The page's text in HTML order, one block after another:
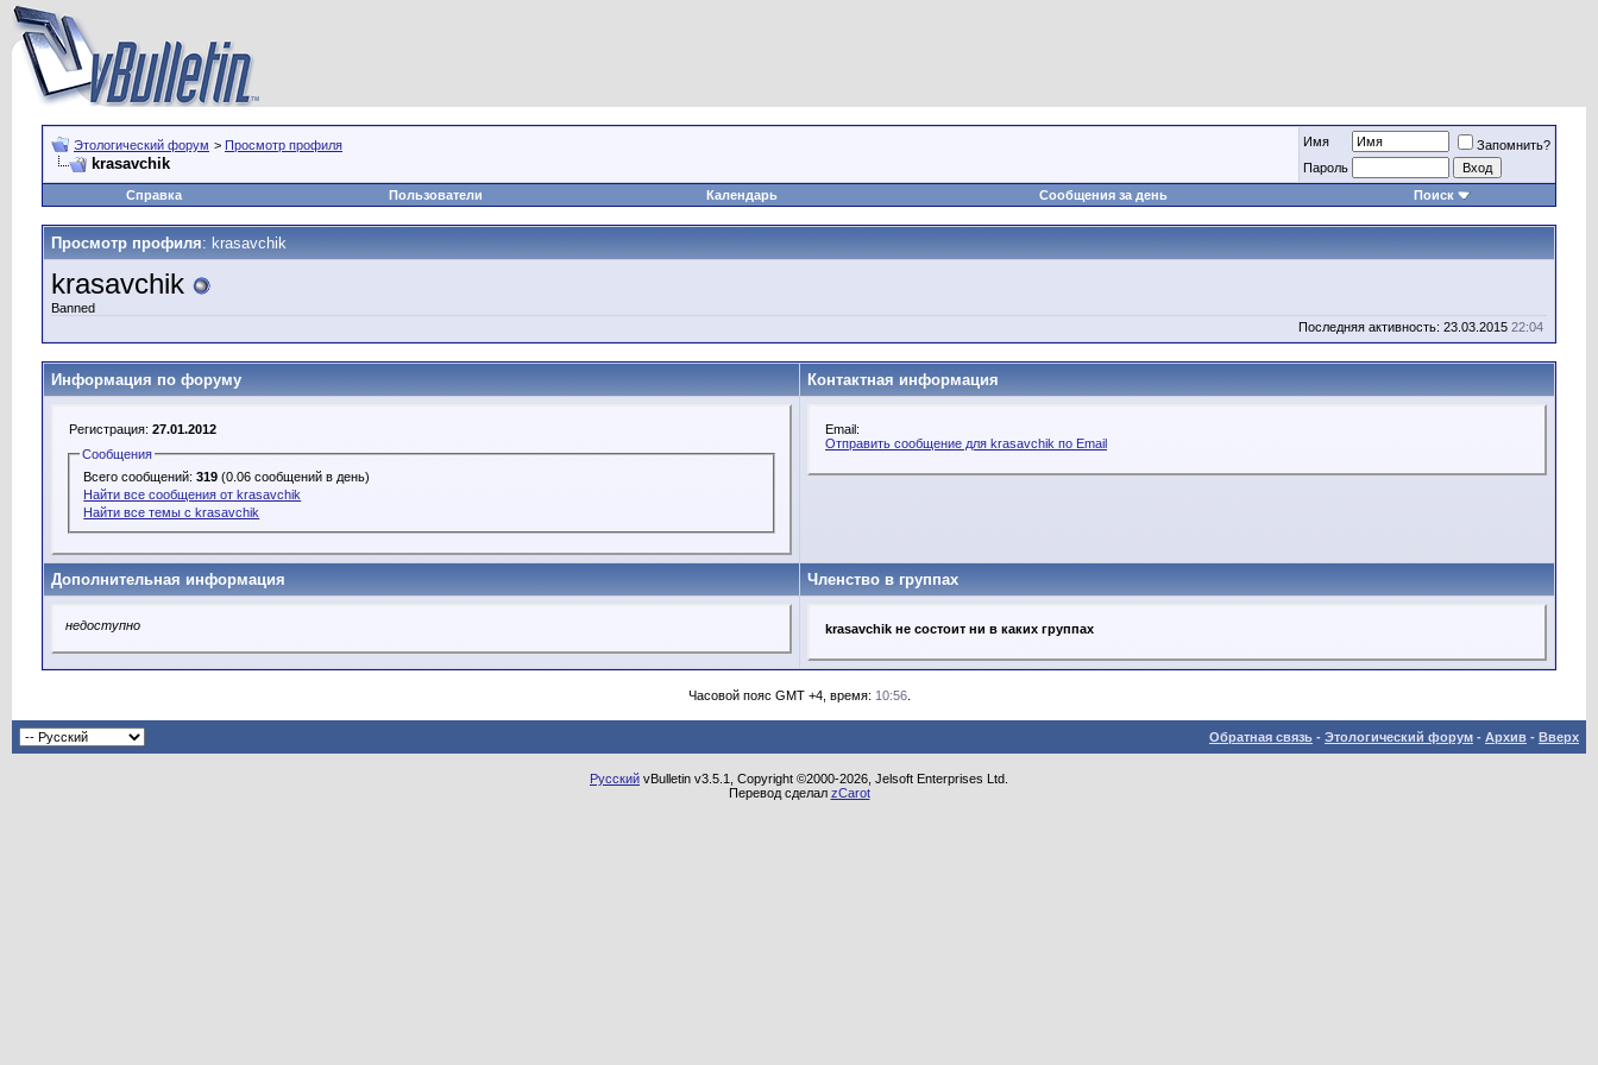
Этологический форум > Просмотр профиля
krasavchik
Имя
Запомнить?
Пароль
Справка
Пользователи Календарь Сообщения за день Поиск
Просмотр профиля: krasavchik
krasavchik
Banned
Последняя активность: 23.03.2015 22:04
Информация по форуму Контактная информация
Регистрация: 27.01.2012
Сообщения
Всего сообщений:319 (0.06 сообщений в день)
Найти все сообщения от krasavchik
Найти все темы с krasavchik
Email:
Отправить сообщение для krasavchik по Email
Дополнительная информация Членство в группах
недоступно krasavchik не состоит ни в каких группах
Часовой пояс GMT +4, время: 10:56.
Обратная связь - Этологический форум - Архив - Вверх
Русский vBulletin v3.5.1, Copyright ©2000-2026, Jelsoft Enterprises Ltd.
Перевод сделал zCarot